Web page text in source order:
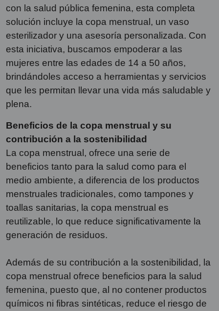
con la salud pública femenina, esta completa
solución incluye la copa menstrual, un vaso
esterilizador y una asesoría personalizada. Con
esta iniciativa, buscamos empoderar a las
mujeres entre las edades de 14 a 50 años,
brindándoles acceso a herramientas y servicios
que les permitan llevar una vida más saludable y
plena.
Beneficios de la copa menstrual y su
contribución a la sostenibilidad
La copa menstrual, ofrece una serie de
beneficios tanto para la salud como para el
medio ambiente, a diferencia de los productos
menstruales tradicionales, como tampones y
toallas sanitarias, la copa menstrual es
reutilizable, lo que reduce significativamente la
generación de residuos.
Además de su contribución a la sostenibilidad, la
copa menstrual ofrece beneficios para la salud
femenina, puesto que, al no contener productos
químicos ni fibras sintéticas, reduce el riesgo de